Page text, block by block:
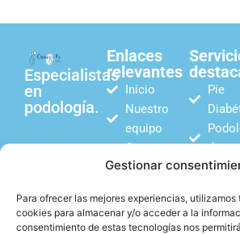
Gestionar
Para ofrecer las mejores experiencias,
cookies para almacenar y/o acceder a la
consentimiento de estas tecnologías nos
Especialistas
en
podología.
Enlaces
relevantes
Inicio
Nuestro
equipo
Contacto
Pie